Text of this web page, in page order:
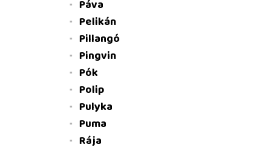
Páva
Pelikán
Pillangó
Pingvin
Pók
Polip
Pulyka
Puma
Rája